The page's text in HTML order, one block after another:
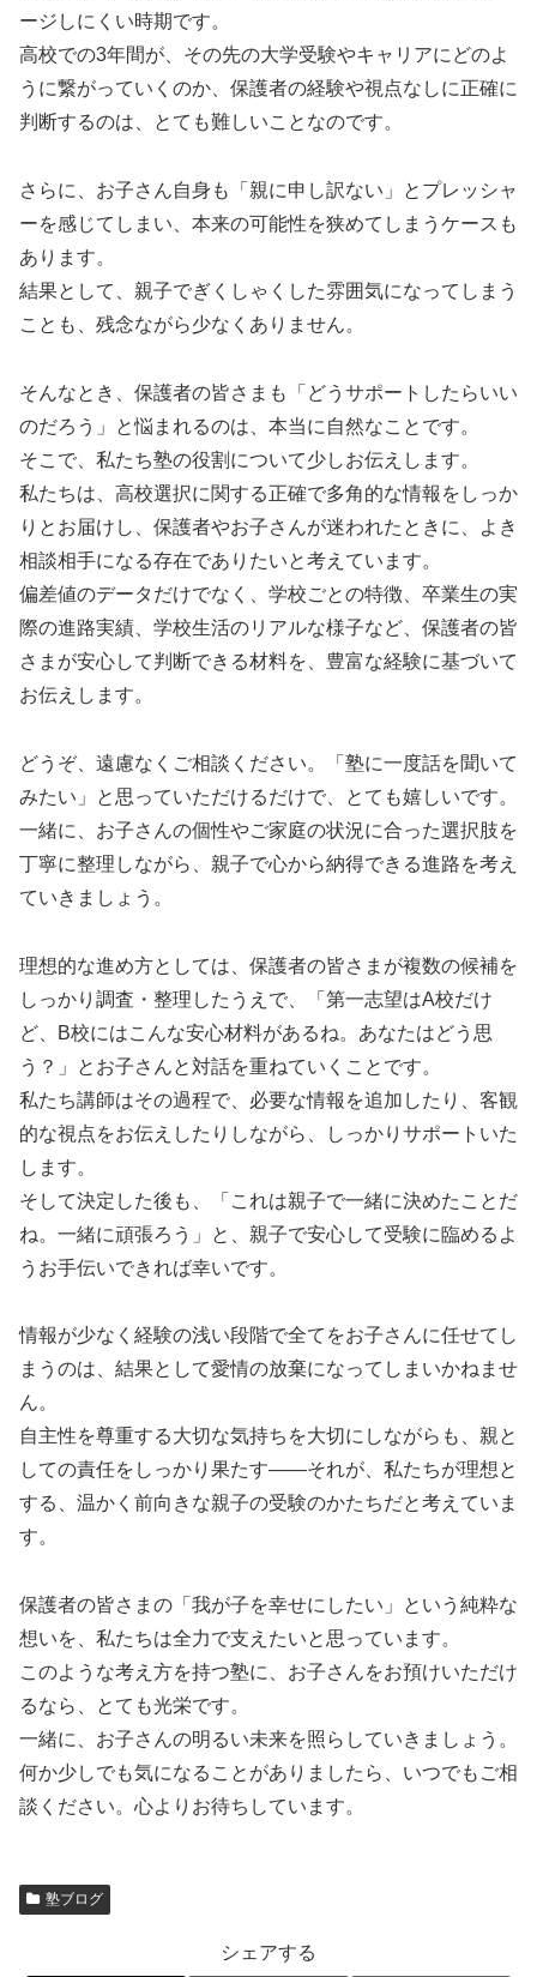
ージしにくい時期です。
高校での3年間が、その先の大学受験やキャリアにどのよ
うに繋がっていくのか、保護者の経験や視点なしに正確に
判断するのは、とても難しいことなのです。
さらに、お子さん自身も「親に申し訳ない」とプレッシャ
ーを感じてしまい、本来の可能性を狭めてしまうケースも
あります。
結果として、親子でぎくしゃくした雰囲気になってしまう
ことも、残念ながら少なくありません。
そんなとき、保護者の皆さまも「どうサポートしたらいい
のだろう」と悩まれるのは、本当に自然なことです。
そこで、私たち塾の役割について少しお伝えします。
私たちは、高校選択に関する正確で多角的な情報をしっか
りとお届けし、保護者やお子さんが迷われたときに、よき
相談相手になる存在でありたいと考えています。
偏差値のデータだけでなく、学校ごとの特徴、卒業生の実
際の進路実績、学校生活のリアルな様子など、保護者の皆
さまが安心して判断できる材料を、豊富な経験に基づいて
お伝えします。
どうぞ、遠慮なくご相談ください。「塾に一度話を聞いて
みたい」と思っていただけるだけで、とても嬉しいです。
一緒に、お子さんの個性やご家庭の状況に合った選択肢を
丁寧に整理しながら、親子で心から納得できる進路を考え
ていきましょう。
理想的な進め方としては、保護者の皆さまが複数の候補を
しっかり調査・整理したうえで、「第一志望はA校だけ
ど、B校にはこんな安心材料があるね。あなたはどう思
う？」とお子さんと対話を重ねていくことです。
私たち講師はその過程で、必要な情報を追加したり、客観
的な視点をお伝えしたりしながら、しっかりサポートいた
します。
そして決定した後も、「これは親子で一緒に決めたことだ
ね。一緒に頑張ろう」と、親子で安心して受験に臨めるよ
うお手伝いできれば幸いです。
情報が少なく経験の浅い段階で全てをお子さんに任せてし
まうのは、結果として愛情の放棄になってしまいかねませ
ん。
自主性を尊重する大切な気持ちを大切にしながらも、親と
しての責任をしっかり果たす——それが、私たちが理想と
する、温かく前向きな親子の受験のかたちだと考えていま
す。
保護者の皆さまの「我が子を幸せにしたい」という純粋な
想いを、私たちは全力で支えたいと思っています。
このような考え方を持つ塾に、お子さんをお預けいただけ
るなら、とても光栄です。
一緒に、お子さんの明るい未来を照らしていきましょう。
何か少しでも気になることがありましたら、いつでもご相
談ください。心よりお待ちしています。
塾ブログ
シェアする